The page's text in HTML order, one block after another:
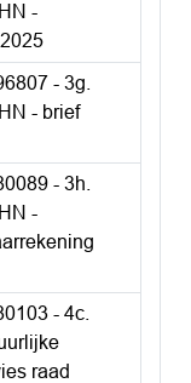
-
- 3g.
- brief
- 3h.
-
- 4c.
raad